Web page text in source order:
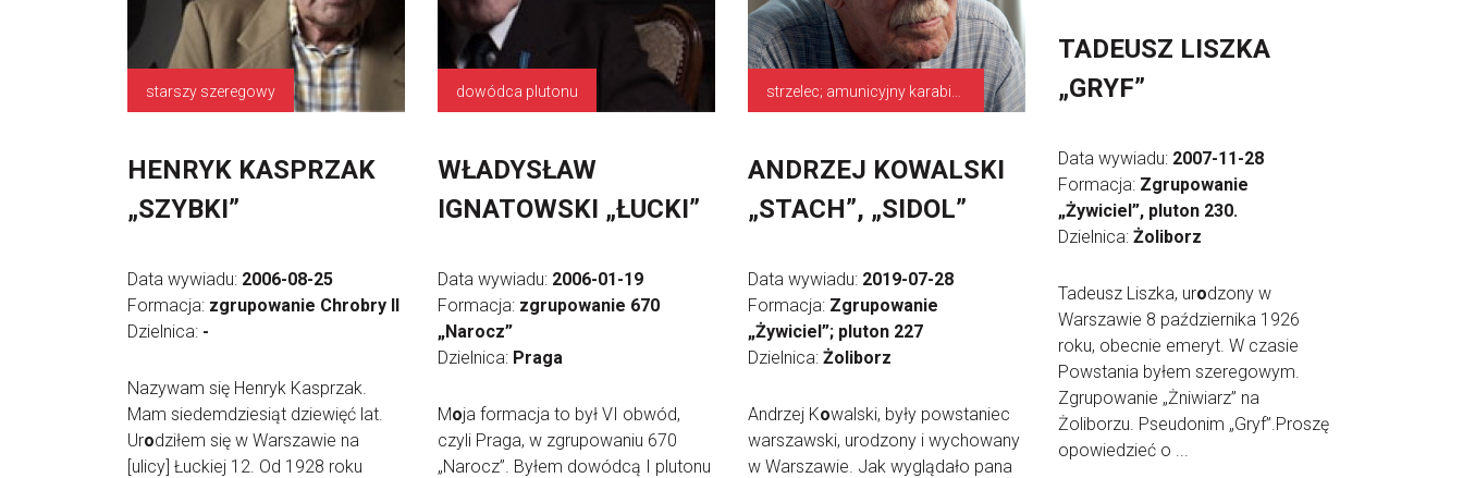
starszy szeregowy
HENRYK KASPRZAK
„SZYBKI”
Data wywiadu: 2006-08-25
Formacja: zgrupowanie Chrobry II
Dzielnica: -
Nazywam się Henryk Kasprzak.
Mam siedemdziesiąt dziewięć lat.
Urodziłem się w Warszawie na
[ulicy] Łuckiej 12. Od 1928 roku
dowódca plutonu
WŁADYSŁAW
IGNATOWSKI „ŁUCKI”
Data wywiadu: 2006-01-19
Formacja: zgrupowanie 670
„Narocz”
Dzielnica: Praga
Moja formacja to był VI obwód,
czyli Praga, w zgrupowaniu 670
„Narocz”. Byłem dowódcą I plutonu
ANDRZEJ KOWALSKI
„STACH”, „SIDOL”
Data wywiadu: 2019-07-28
Formacja: Zgrupowanie
„Żywiciel”; pluton 227
Dzielnica: Żoliborz
Andrzej Kowalski, były powstaniec
warszawski, urodzony i wychowany
w Warszawie. Jak wyglądało pana
TADEUSZ LISZKA
„GRYF”
Data wywiadu: 2007-11-28
Formacja: Zgrupowanie
„Żywiciel”, pluton 230.
Dzielnica: Żoliborz
Tadeusz Liszka, urodzony w
Warszawie 8 października 1926
roku, obecnie emeryt. W czasie
Powstania byłem szeregowym.
Zgrupowanie „Żniwiarz” na
Żoliborzu. Pseudonim „Gryf”.Proszę
opowiedzieć o ...